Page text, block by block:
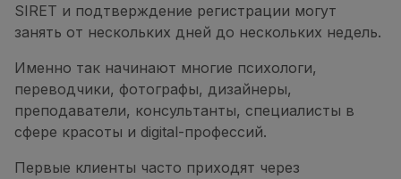
SIRET и подтверждение регистрации могут
занять от нескольких дней до нескольких недель.
Именно так начинают многие психологи,
переводчики, фотографы, дизайнеры,
преподаватели, консультанты, специалисты в
сфере красоты и digital-профессий.
Первые клиенты часто приходят через